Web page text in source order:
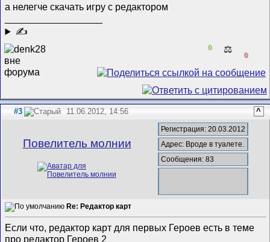
а нелегче скачать игру с редактором
✍
0 ⚖️
0
#3 11.06.2012, 14:56 ^
Повелитель молнии
Регистрация: 20.03.2012
Адрес: Вроде в туалете.
Сообщения: 83
Re: Редактор карт
Если что, редактор карт для первых Героев есть в теме
про редактор Героев 2